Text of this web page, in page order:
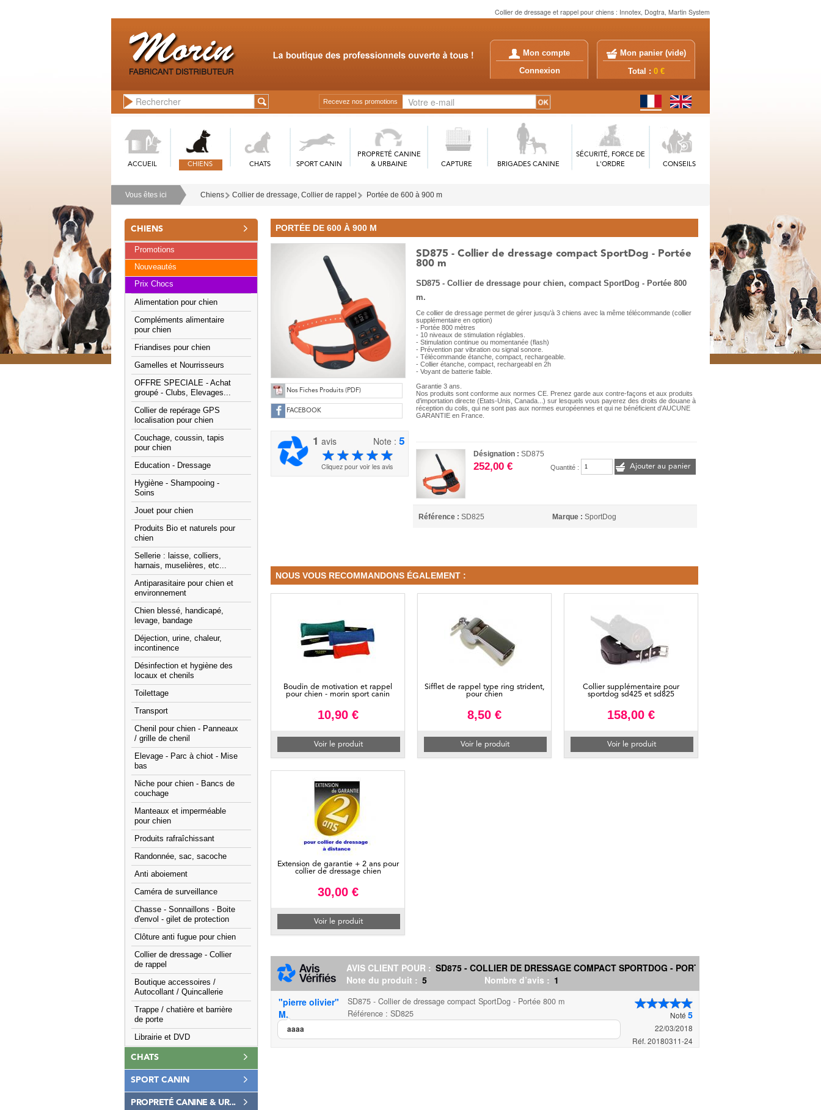
Collier de dressage et rappel pour chiens : Innotex, Dogtra, Martin System
Mon compte
Connexion
Mon panier (vide)
Total : 0 €
Recevez nos promotions
ACCUEIL CHIENS CHATS SPORT CANIN
PROPRETÉ CANINE
& URBAINE
CAPTURE BRIGADES CANINE
SÉCURITÉ, FORCE DE
L'ORDRE
CONSEILS
Vous êtes ici Chiens Collier de dressage, Collier de rappel Portée de 600 à 900 m
CHIENS
Promotions
Nouveautés
Prix Chocs
Alimentation pour chien
Compléments alimentaire
pour chien
Friandises pour chien
Gamelles et Nourrisseurs
OFFRE SPECIALE - Achat
groupé - Clubs, Elevages...
Collier de repérage GPS
localisation pour chien
Couchage, coussin, tapis
pour chien
Education - Dressage
Hygiène - Shampooing -
Soins
Jouet pour chien
Produits Bio et naturels pour
chien
Sellerie : laisse, colliers,
harnais, muselières, etc...
Antiparasitaire pour chien et
environnement
Chien blessé, handicapé,
levage, bandage
Déjection, urine, chaleur,
incontinence
Désinfection et hygiène des
locaux et chenils
Toilettage
Transport
Chenil pour chien - Panneaux
/ grille de chenil
Elevage - Parc à chiot - Mise
bas
Niche pour chien - Bancs de
couchage
Manteaux et imperméable
pour chien
Produits rafraîchissant
Randonnée, sac, sacoche
Anti aboiement
Caméra de surveillance
Chasse - Sonnaillons - Boite
d'envol - gilet de protection
Clôture anti fugue pour chien
Collier de dressage - Collier
de rappel
Boutique accessoires /
Autocollant / Quincallerie
Trappe / chatière et barrière
de porte
Librairie et DVD
CHATS
SPORT CANIN
PROPRETÉ CANINE & UR...
PORTÉE DE 600 À 900 M
Nos Fiches Produits (PDF)
FACEBOOK
1 avis Note :5
Cliquez pour voir les avis
SD875 - Collier de dressage compact SportDog - Portée
800 m
SD875 - Collier de dressage pour chien, compact SportDog - Portée 800
m.
Ce collier de dressage permet de gérer jusqu’à 3 chiens avec la même télécommande (collier
supplémentaire en option)
- Portée 800 mètres
- 10 niveaux de stimulation réglables.
- Stimulation continue ou momentanée (flash)
- Prévention par vibration ou signal sonore.
- Télécommande étanche, compact, rechargeable.
- Collier étanche, compact, rechargeabl en 2h
- Voyant de batterie faible.
Garantie 3 ans.
Nos produits sont conforme aux normes CE. Prenez garde aux contre-façons et aux produits
d’importation directe (Etats-Unis, Canada...) sur lesquels vous payerez des droits de douane à
réception du colis, qui ne sont pas aux normes européennes et qui ne bénéficient d’AUCUNE
GARANTIE en France.
Désignation :SD875
252,00 € Quantité : Ajouter au panier
Référence : SD825 Marque : SportDog
NOUS VOUS RECOMMANDONS ÉGALEMENT :
Boudin de motivation et rappel
pour chien - morin sport canin
10,90 €
Voir le produit
Sifflet de rappel type ring strident,
pour chien
8,50 €
Voir le produit
Collier supplémentaire pour
sportdog sd425 et sd825
158,00 €
Voir le produit
Extension de garantie + 2 ans pour
collier de dressage chien
30,00 €
Voir le produit
AVIS CLIENT POUR : SD875 - COLLIER DE DRESSAGE COMPACT SPORTDOG - PORTÉ...
Note du produit : 5 Nombre d’avis : 1
Noté 5
22/03/2018
Réf. 20180311-24
"pierre olivier"
M.
SD875 - Collier de dressage compact SportDog - Portée 800 m
Référence : SD825
aaaa